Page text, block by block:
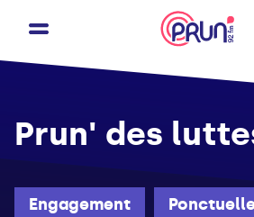
Engagement
Prun' des